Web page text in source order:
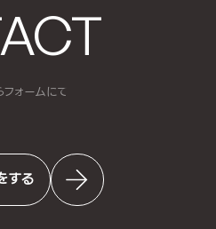
ォームにて
する